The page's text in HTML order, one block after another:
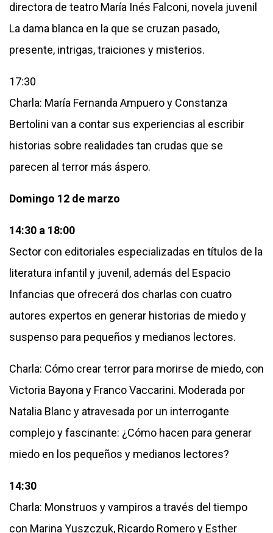
directora de teatro María Inés Falconi, novela juvenil
La dama blanca en la que se cruzan pasado,
presente, intrigas, traiciones y misterios.
17:30
Charla: María Fernanda Ampuero y Constanza
Bertolini van a contar sus experiencias al escribir
historias sobre realidades tan crudas que se
parecen al terror más áspero.
Domingo 12 de marzo
14:30 a 18:00
Sector con editoriales especializadas en títulos de la
literatura infantil y juvenil, además del Espacio
Infancias que ofrecerá dos charlas con cuatro
autores expertos en generar historias de miedo y
suspenso para pequeños y medianos lectores.
Charla: Cómo crear terror para morirse de miedo, con
Victoria Bayona y Franco Vaccarini. Moderada por
Natalia Blanc y atravesada por un interrogante
complejo y fascinante: ¿Cómo hacen para generar
miedo en los pequeños y medianos lectores?
14:30
Charla: Monstruos y vampiros a través del tiempo
con Marina Yuszczuk, Ricardo Romero y Esther